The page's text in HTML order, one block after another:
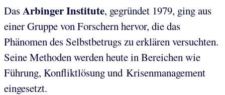
DasArbinger Institute, gegründet 1979, ging aus
einer Gruppe von Forschern hervor, die das
Phänomen des Selbstbetrugs zu erklären versuchten.
Seine Methoden werden heute in Bereichen wie
Führung, Konfliktlösung und Krisenmanagement
eingesetzt.